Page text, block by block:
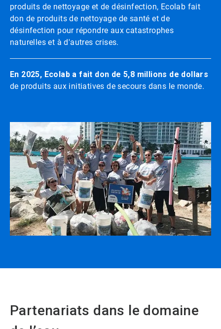
produits de nettoyage et de désinfection, Ecolab fait
don de produits de nettoyage de santé et de
désinfection pour répondre aux catastrophes
naturelles et à d'autres crises.
En 2025, Ecolab a fait don de 5,8 millions de dollars
de produits aux initiatives de secours dans le monde.
Partenariats dans le domaine